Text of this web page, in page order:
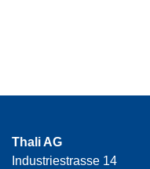
Thali AG
Industriestrasse 14